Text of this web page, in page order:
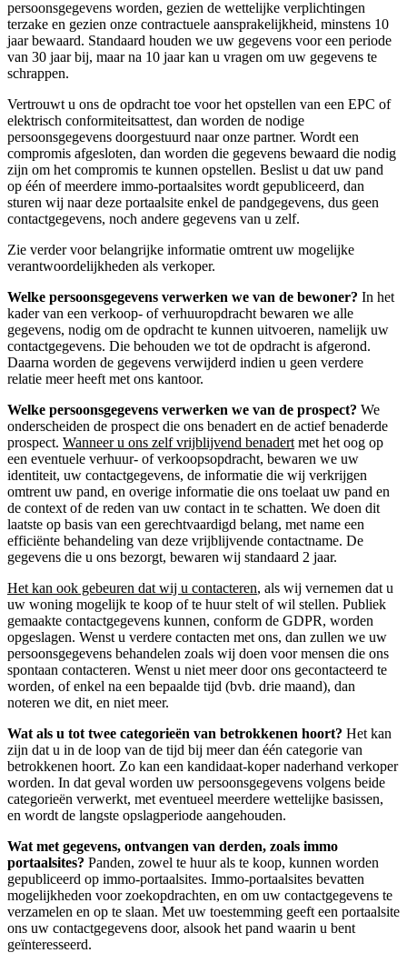
persoonsgegevens worden, gezien de wettelijke verplichtingen
terzake en gezien onze contractuele aansprakelijkheid, minstens 10
jaar bewaard. Standaard houden we uw gegevens voor een periode
van 30 jaar bij, maar na 10 jaar kan u vragen om uw gegevens te
schrappen.
Vertrouwt u ons de opdracht toe voor het opstellen van een EPC of
elektrisch conformiteitsattest, dan worden de nodige
persoonsgegevens doorgestuurd naar onze partner. Wordt een
compromis afgesloten, dan worden die gegevens bewaard die nodig
zijn om het compromis te kunnen opstellen. Beslist u dat uw pand
op één of meerdere immo-portaalsites wordt gepubliceerd, dan
sturen wij naar deze portaalsite enkel de pandgegevens, dus geen
contactgegevens, noch andere gegevens van u zelf.
Zie verder voor belangrijke informatie omtrent uw mogelijke
verantwoordelijkheden als verkoper.
Welke persoonsgegevens verwerken we van de bewoner? In het
kader van een verkoop- of verhuuropdracht bewaren we alle
gegevens, nodig om de opdracht te kunnen uitvoeren, namelijk uw
contactgegevens. Die behouden we tot de opdracht is afgerond.
Daarna worden de gegevens verwijderd indien u geen verdere
relatie meer heeft met ons kantoor.
Welke persoonsgegevens verwerken we van de prospect? We
onderscheiden de prospect die ons benadert en de actief benaderde
prospect. Wanneer u ons zelf vrijblijvend benadert met het oog op
een eventuele verhuur- of verkoopsopdracht, bewaren we uw
identiteit, uw contactgegevens, de informatie die wij verkrijgen
omtrent uw pand, en overige informatie die ons toelaat uw pand en
de context of de reden van uw contact in te schatten. We doen dit
laatste op basis van een gerechtvaardigd belang, met name een
efficiënte behandeling van deze vrijblijvende contactname. De
gegevens die u ons bezorgt, bewaren wij standaard 2 jaar.
Het kan ook gebeuren dat wij u contacteren, als wij vernemen dat u
uw woning mogelijk te koop of te huur stelt of wil stellen. Publiek
gemaakte contactgegevens kunnen, conform de GDPR, worden
opgeslagen. Wenst u verdere contacten met ons, dan zullen we uw
persoonsgegevens behandelen zoals wij doen voor mensen die ons
spontaan contacteren. Wenst u niet meer door ons gecontacteerd te
worden, of enkel na een bepaalde tijd (bvb. drie maand), dan
noteren we dit, en niet meer.
Wat als u tot twee categorieën van betrokkenen hoort? Het kan
zijn dat u in de loop van de tijd bij meer dan één categorie van
betrokkenen hoort. Zo kan een kandidaat-koper naderhand verkoper
worden. In dat geval worden uw persoonsgegevens volgens beide
categorieën verwerkt, met eventueel meerdere wettelijke basissen,
en wordt de langste opslagperiode aangehouden.
Wat met gegevens, ontvangen van derden, zoals immo
portaalsites? Panden, zowel te huur als te koop, kunnen worden
gepubliceerd op immo-portaalsites. Immo-portaalsites bevatten
mogelijkheden voor zoekopdrachten, en om uw contactgegevens te
verzamelen en op te slaan. Met uw toestemming geeft een portaalsite
ons uw contactgegevens door, alsook het pand waarin u bent
geïnteresseerd.